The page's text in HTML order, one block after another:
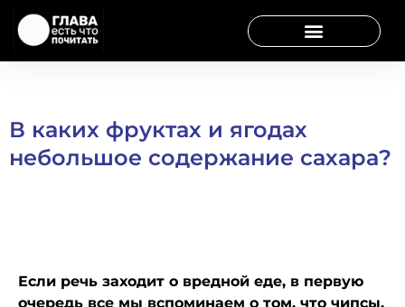
В каких фруктах и ягодах
небольшое содержание сахара?
Если речь заходит о вредной еде, в первую
очередь все мы вспоминаем о том, что чипсы,